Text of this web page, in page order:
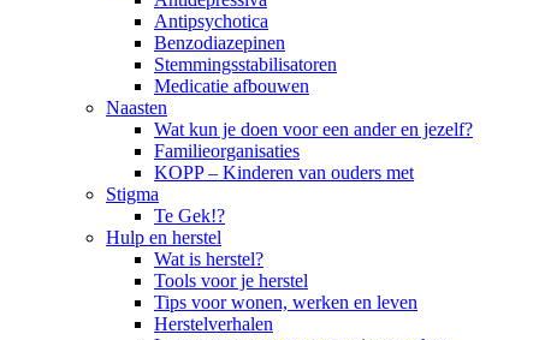
Antipsychotica
Benzodiazepinen
Stemmingsstabilisatoren
Medicatie afbouwen
Naasten
Wat kun je doen voor een ander en jezelf?
Familieorganisaties
KOPP – Kinderen van ouders met
Stigma
Te Gek!?
Hulp en herstel
Wat is herstel?
Tools voor je herstel
Tips voor wonen, werken en leven
Herstelverhalen